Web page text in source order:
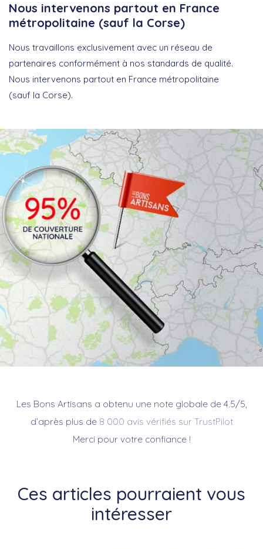
Nous intervenons partout en France
métropolitaine (sauf la Corse)
Nous travaillons exclusivement avec un réseau de
partenaires conformément à nos standards de qualité.
Nous intervenons partout en France métropolitaine
(sauf la Corse).
Les Bons Artisans a obtenu une note globale de 4.5/5,
d’après plus de 8 000 avis vérifiés sur TrustPilot
Merci pour votre confiance !
Ces articles pourraient vous
intéresser